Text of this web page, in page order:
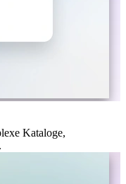
Kataloge,